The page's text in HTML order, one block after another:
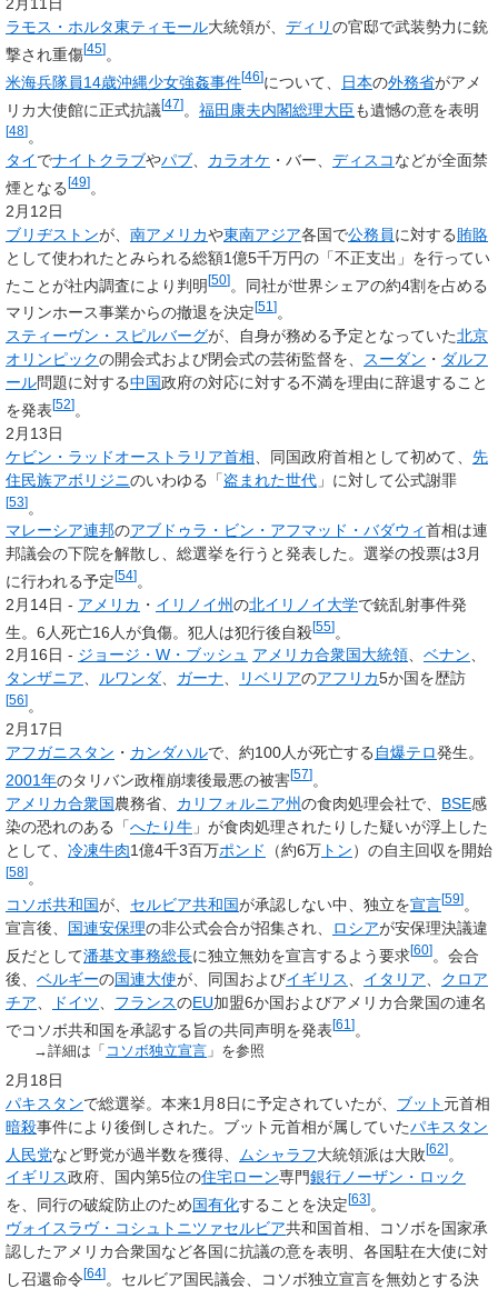
2月11日
ラモス・ホルタ東ティモール大統領が、 ディリの官邸で武装勢力に銃
撃され重傷[45] 。
米海兵隊員14歳沖縄少女強姦事件[46]について、 日本の外務省がアメ
リカ大使館に正式抗議[47]。 福田康夫内閣総理大臣も遺憾の意を表明
[48] 。
タイでナイトクラブやパブ カラオケ ・バー、 ディスコなどが全面禁
煙となる[49]。
2月12日
ブリヂストンが、 南アメリカや東南アジア各国で公務員に対する賄賂
として使われたとみられる総額1億5千万円の「不正支出」を行ってい
たことが社内調査により判明[50]。同社が世界シェアの約4割を占める
マリンホース事業からの撤退を決定[51 ] 。
スティーヴン・スピルバーグが、自身が務める予定となっていた北京
オリンピックの開会式および閉会式の芸術監督を、 スーダン ・ ダルフ
ール問題に対する中国政府の対応に対する不満を理由に辞退すること
を発表[52]。
2月13日
ケビン・ラッドオーストラリア首相 、同国政府首相として初めて、 先
住民族アボリジニのいわゆる「盗まれた世代 」に対して公式謝罪
[53]
マレーシア連邦のアブドゥラ・ビン・アフマッド・バダウィ首相は連
邦議会の下院を解散し、総選挙を行うと発表した。選挙の投票は3月
に行われる予定[54] 。
2月14日 - アメリカ ・ イリノイ州の北イリノイ大学で銃乱射事件発
生。6人死亡16人が負傷。犯人は犯行後自殺[55]。
2月16日 - ジョージ・W・ブッシュ アメリカ合衆国大統領、 ベナン、
タンザニア、 ルワンダ、 ガーナ、 リベリアのアフリカ5か国を歴訪
[56] 。
2月17日
アフガニスタン ・ カンダハルで、約100人が死亡する 自爆テロ発生。
2001年のタリバン政権崩壊後最悪の被害[57] 。
アメリカ合衆国農務省、 カリフォルニア州の食肉処理会社で、 BSE感
染の恐れのある「へたり牛 」が食肉処理されたりした疑いが浮上した
として、 冷凍牛肉1億4千3百万ポンド （約6万 トン）の自主回収を開始
[58]。
コソボ共和国が、 セルビア共和国が承認しない中、独立を宣言[59] 。
宣言後、 国連安保理の非公式会合が招集され、 ロシアが安保理決議違
反だとして潘基文事務総長に独立無効を宣言するよう要求[60] 。会合
後、 ベルギーの国連大使が、同国およびイギリス イタリア
クロア
チア
ドイツ フランスのEU加盟6か国およびアメリカ合衆国の連名
でコソボ共和国を承認する旨の共同声明を発表[61 ]。
→詳細は「 コソボ独立宣言 」を参照
2月18日
パキスタンで総選挙。本来1月8日に予定されていたが、 ブット 元首相
暗殺事件により後倒しされた。ブット元首相が属していたパキスタン
人民党など野党が過半数を獲得、 ムシャラフ大統領派は大敗[62]。
イギリス政府、国内第5位の住宅ローン専門銀行ノーザン・ロック
を、同行の破綻防止のため国有化することを決定[63] 。
ヴォイスラヴ・コシュトニツァセルビア共和国首相、コソボを国家承
認したアメリカ合衆国など各国に抗議の意を表明、各国駐在大使に対
し召還命令[64]。セルビア国民議会、コソボ独立宣言を無効とする決